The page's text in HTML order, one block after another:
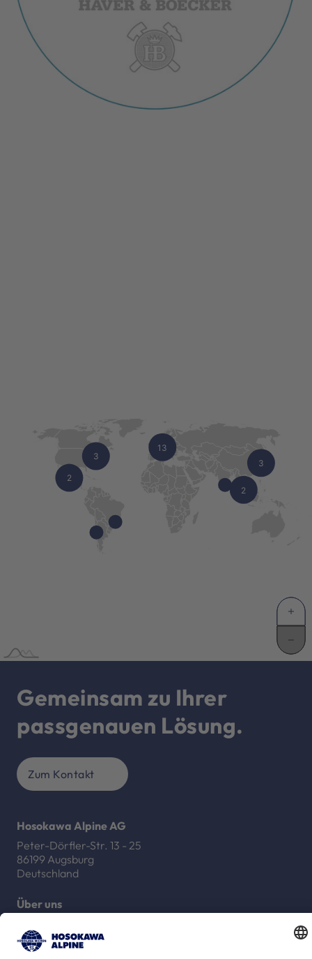
Gemeinsam zu Ihrer
passgenauen Lösung.
Zum Kontakt
Hosokawa Alpine AG
Peter-Dörfler-Str. 13 - 25
86199 Augsburg
Deutschland
Über uns
Standorte